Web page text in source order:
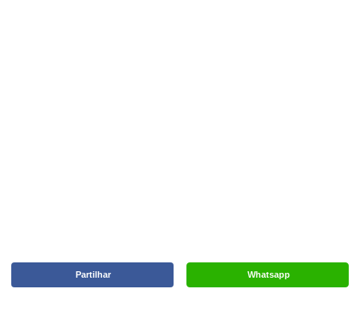
Whatsapp
Partilhar